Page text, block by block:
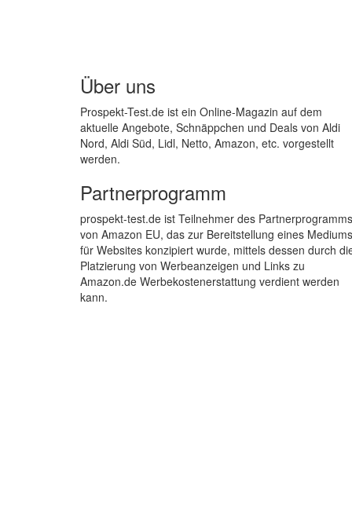
Über uns
Prospekt-Test.de ist ein Online-Magazin auf dem
aktuelle Angebote, Schnäppchen und Deals von Aldi
Nord, Aldi Süd, Lidl, Netto, Amazon, etc. vorgestellt
werden.
Partnerprogramm
prospekt-test.de ist Teilnehmer des Partnerprogramms
von Amazon EU, das zur Bereitstellung eines Mediums
für Websites konzipiert wurde, mittels dessen durch
Platzierung von Werbeanzeigen und Links zu
Amazon.de Werbekostenerstattung verdient werden
kann.